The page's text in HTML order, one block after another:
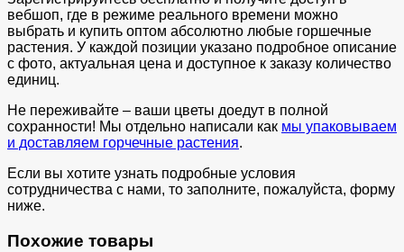
вебшоп, где в режиме реального времени можно
выбрать и купить оптом абсолютно любые горшечные
растения. У каждой позиции указано подробное описание
с фото, актуальная цена и доступное к заказу количество
единиц.
Не переживайте – ваши цветы доедут в полной
сохранности! Мы отдельно написали как мы упаковываем
и доставляем горчечные растения.
Если вы хотите узнать подробные условия
сотрудничества с нами, то заполните, пожалуйста, форму
ниже.
Похожие товары